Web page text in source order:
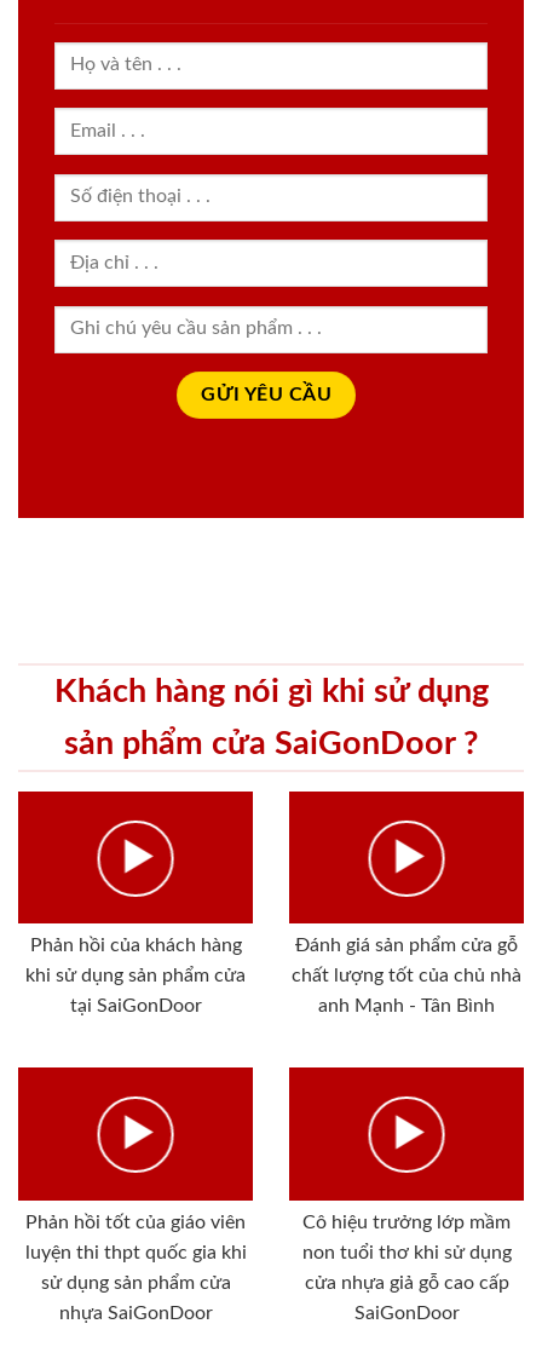
Khách hàng nói gì khi sử dụng
sản phẩm cửa SaiGonDoor ?
Phản hồi của khách hàng
khi sử dụng sản phẩm cửa
tại SaiGonDoor
Đánh giá sản phẩm cửa gỗ
chất lượng tốt của chủ nhà
anh Mạnh - Tân Bình
Phản hồi tốt của giáo viên
luyện thi thpt quốc gia khi
sử dụng sản phẩm cửa
nhựa SaiGonDoor
Cô hiệu trưởng lớp mầm
non tuổi thơ khi sử dụng
cửa nhựa giả gỗ cao cấp
SaiGonDoor